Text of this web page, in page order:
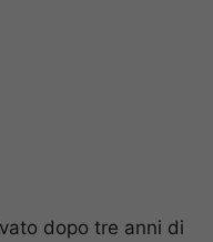
dopo tre anni di